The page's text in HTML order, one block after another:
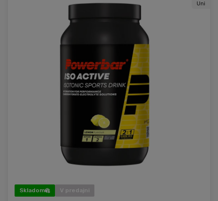
Uni
Skladom V predajni